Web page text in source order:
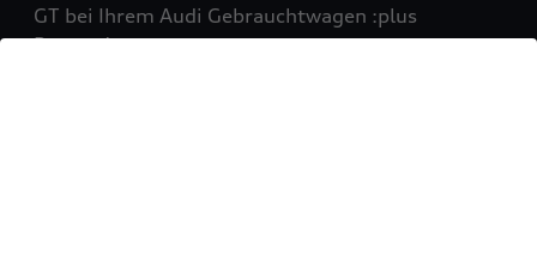
GT bei Ihrem Audi Gebrauchtwagen :plus
Partner!